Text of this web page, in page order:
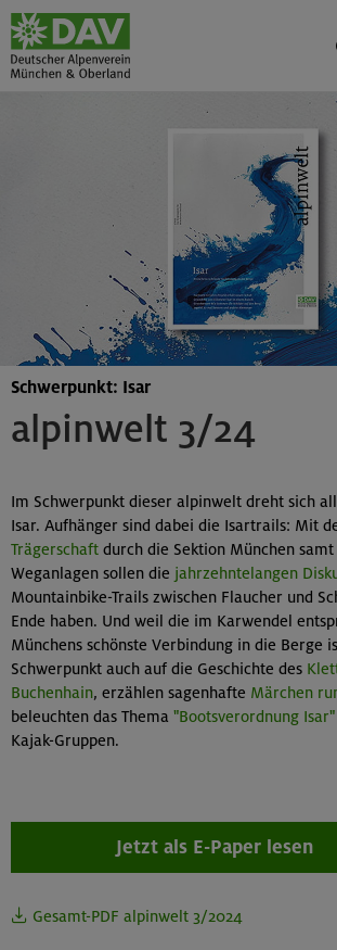
alpinwelt 3/24
Schwerpunkt: Isar
Im Schwerpunkt dieser alpinwelt dreht sich
Isar. Aufhänger sind dabei die Isartrails: Mit
Trägerschaft durch die Sektion München
Weganlagen sollen die jahrzehntelangen
Mountainbike-Trails zwischen Flaucher und
Ende haben. Und weil die im Karwendel
Münchens schönste Verbindung in die Berge
Schwerpunkt auch auf die Geschichte des
Buchenhain, erzählen sagenhafte Märchen
beleuchten das Thema "Bootsverordnung Isar"
Kajak-Gruppen.
Jetzt als E-Paper lesen
Gesamt-PDF alpinwelt 3/2024